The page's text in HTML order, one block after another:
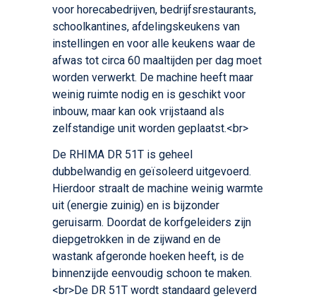
voor horecabedrijven, bedrijfsrestaurants,
schoolkantines, afdelingskeukens van
instellingen en voor alle keukens waar de
afwas tot circa 60 maaltijden per dag moet
worden verwerkt. De machine heeft maar
weinig ruimte nodig en is geschikt voor
inbouw, maar kan ook vrijstaand als
zelfstandige unit worden geplaatst.<br>
De RHIMA DR 51T is geheel
dubbelwandig en geïsoleerd uitgevoerd.
Hierdoor straalt de machine weinig warmte
uit (energie zuinig) en is bijzonder
geruisarm. Doordat de korfgeleiders zijn
diepgetrokken in de zijwand en de
wastank afgeronde hoeken heeft, is de
binnenzijde eenvoudig schoon te maken.
<br>De DR 51T wordt standaard geleverd